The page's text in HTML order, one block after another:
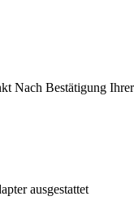
Nach Bestätigung Ihrer
ausgestattet